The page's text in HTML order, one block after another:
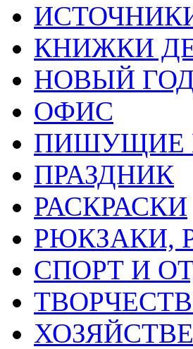
КНИЖКИ
НОВЫЙ
ОФИС
ПИШУЩИЕ
ПРАЗДНИК
РАСКРАСКИ
РЮКЗАКИ,
СПОРТ И